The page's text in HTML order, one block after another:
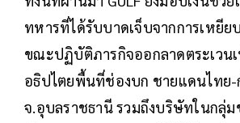
ทหารที่ได้รับบาดเจ็บจากการเหยีย
ขณะปฏิบัติภารกิจออกลาดตระเวน
อธิปไตยพื้นที่ช่องบก ชายแดนไทย
จ.อุบลราชธานี รวมถึงบริษัทในกลุ่ม